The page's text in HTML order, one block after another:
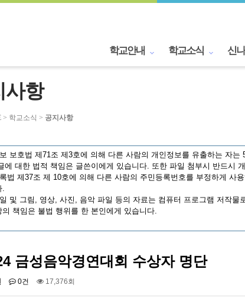
학교안내 학교소식 신
사항
> 학교소식 > 공지사항
보호법 제71조 제3호에 의해 다른 사람의 개인정보를 유출하는 자
에 대한 법적 책임은 글쓴이에게 있습니다. 또한 파일 첨부시 반드시
법 제37조 제 10호에 의해 다른 사람의 주민등록번호를 부정하게 사
.
및 그림, 영상, 사진, 음악 파일 등의 자료는 컴퓨터 프로그램 저작
의 책임은 불법 행위를 한 본인에게 있습니다.
금성음악경연대회 수상자 명단
0건 17,376회